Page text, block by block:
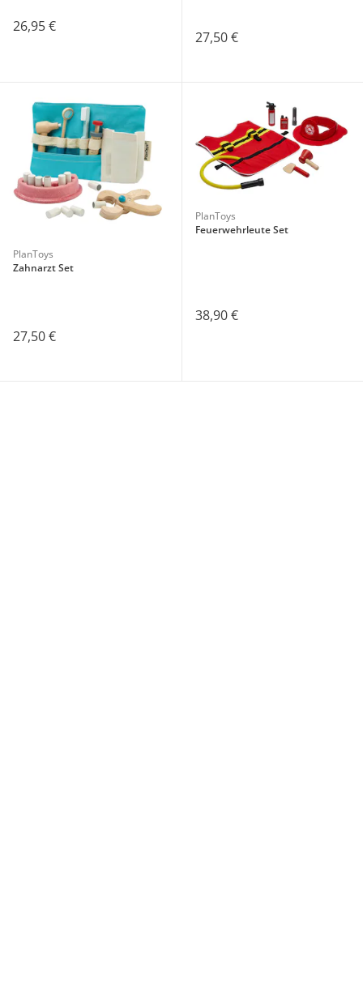
26,95 €
27,50 €
PlanToys
Zahnarzt Set
27,50 €
PlanToys
Feuerwehrleute Set
38,90 €